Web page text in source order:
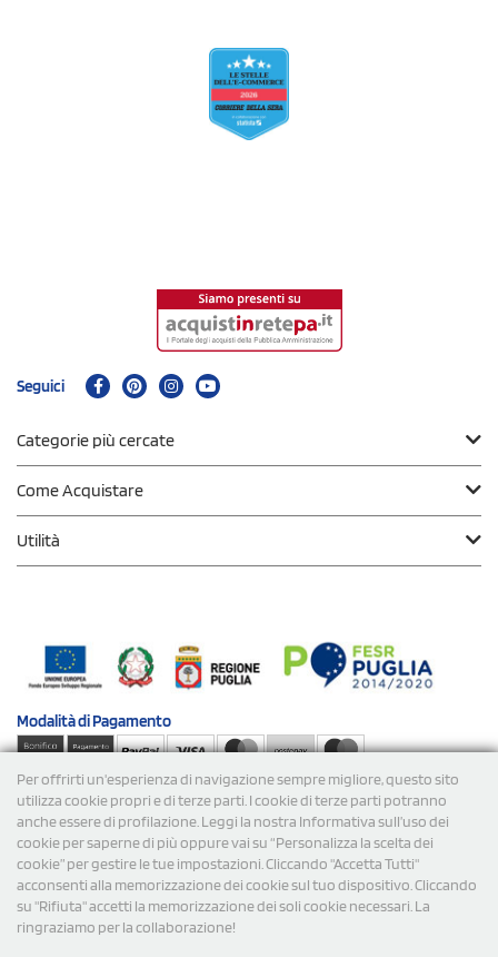
Per offrirti un'esperienza di navigazione sempre migliore, questo sito
utilizza cookie propri e di terze parti. I cookie di terze parti potranno
anche essere di profilazione. Leggi la nostra Informativa sull’uso dei
cookie per saperne di più oppure vai su “Personalizza la scelta dei
cookie” per gestire le tue impostazioni. Cliccando "Accetta Tutti"
acconsenti alla memorizzazione dei cookie sul tuo dispositivo. Cliccando
su "Rifiuta" accetti la memorizzazione dei soli cookie necessari. La
ringraziamo per la collaborazione!
Seguici
Categorie più cercate
Come Acquistare
Utilità
Modalità diPagamento
Spedizioni